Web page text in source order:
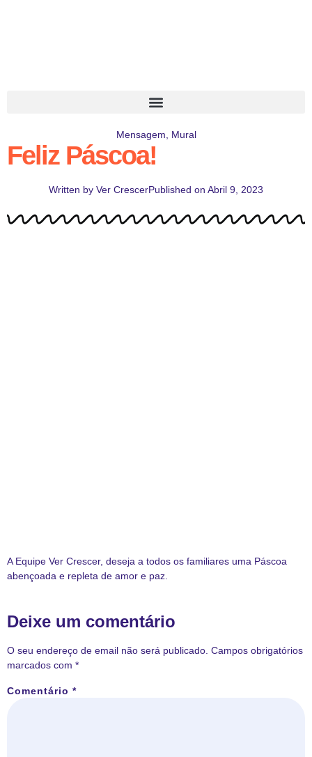
Mensagem Mural
Feliz Páscoa!
Written by Ver CrescerPublished on Abril 9, 2023
A Equipe Ver Crescer, deseja a todos os familiares uma Páscoa
abençoada e repleta de amor e paz.
Deixe um comentário
O seu endereço de email não será publicado. Campos obrigatórios
marcados com *
Comentário *